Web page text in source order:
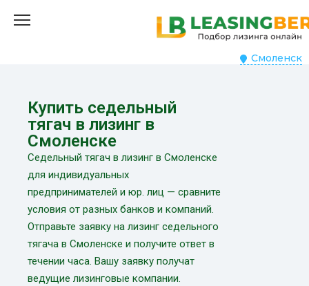
Смоленск
Купить седельный
тягач в лизинг в
Смоленске
Седельный тягач в лизинг в Смоленске
для индивидуальных
предпринимателей и юр. лиц — сравните
условия от разных банков и компаний.
Отправьте заявку на лизинг седельного
тягача в Смоленске и получите ответ в
течении часа. Вашу заявку получат
ведущие лизинговые компании.